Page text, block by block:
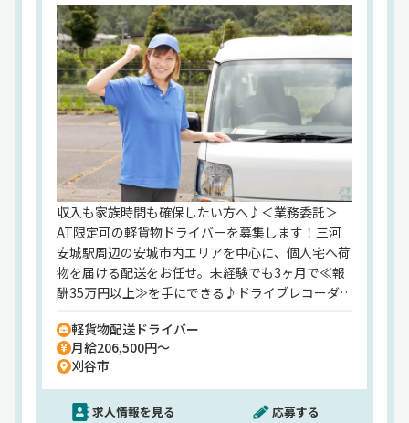
収入も家族時間も確保したい方へ♪＜業務委託＞
AT限定可の軽貨物ドライバーを募集します！三河
安城駅周辺の安城市内エリアを中心に、個人宅へ荷
物を届ける配送をお任せ。未経験でも3ヶ月で≪報
酬35万円以上≫を手にできる♪ドライブレコーダ
験さんも安心して走れます◎もちろん車両の持ち込
みも大丈夫ですよ！初めの1週間は社員が横に乗っ
て、ルート設定や端末操作を丁寧に教えます。配達
件数は個人の希望に応じて調整OK！その日の荷物
を配り終われば勤務終了◎だから自分次第で家族時
軽貨物配送ドライバー
月給206,500円～
刈谷市
求人情報を見る 応募する